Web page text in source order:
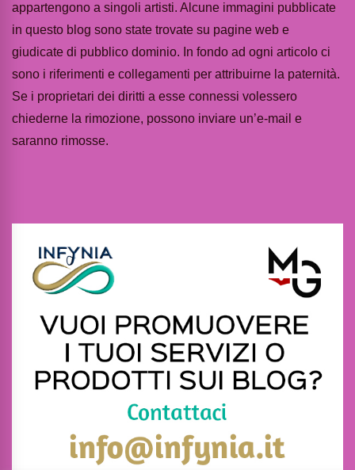
appartengono a singoli artisti. Alcune immagini pubblicate
in questo blog sono state trovate su pagine web e
giudicate di pubblico dominio. In fondo ad ogni articolo ci
sono i riferimenti e collegamenti per attribuirne la paternità.
Se i proprietari dei diritti a esse connessi volessero
chiederne la rimozione, possono inviare un’e-mail e
saranno rimosse.